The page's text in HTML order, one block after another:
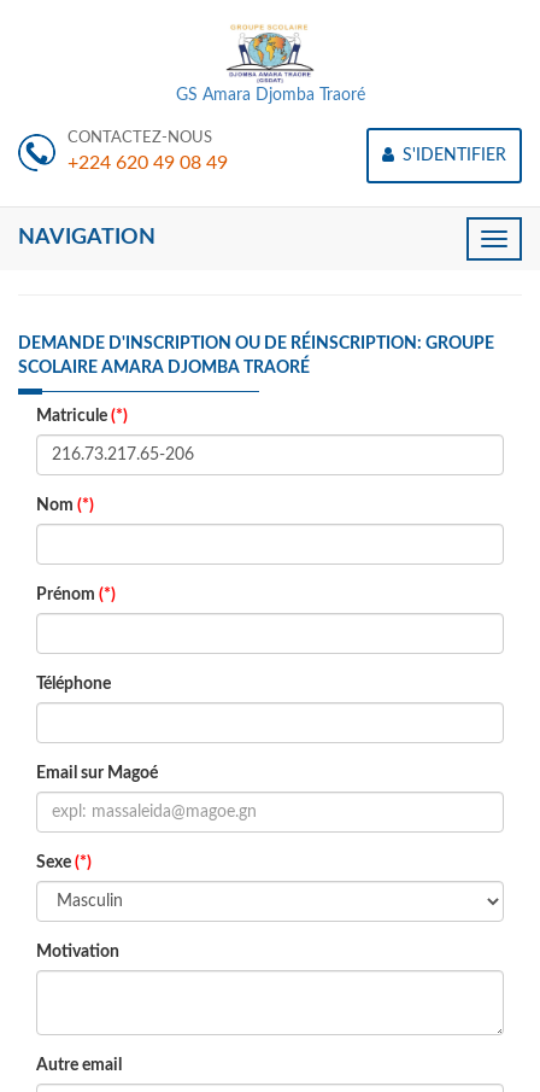
GS Amara Djomba Traoré
CONTACTEZ-NOUS
+224 620 49 08 49 S'IDENTIFIER
Toggle
NAVIGATION
DEMANDE D'INSCRIPTION OU DE RÉINSCRIPTION: GROUPE
SCOLAIRE AMARA DJOMBA TRAORÉ
Matricule (*)
Nom (*)
Prénom (*)
Téléphone
Email sur Magoé
Sexe (*)
Motivation
Autre email